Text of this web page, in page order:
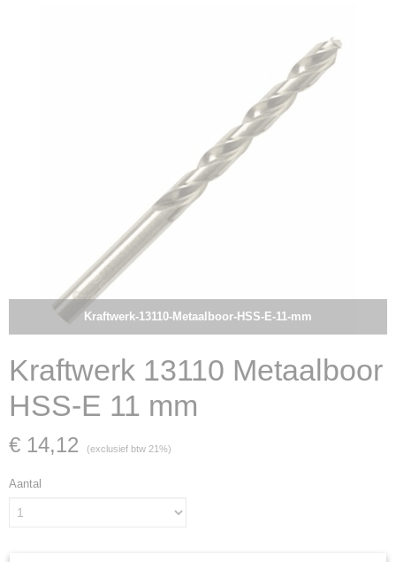
Kraftwerk-13110-Metaalboor-HSS-E-11-mm
Kraftwerk 13110 Metaalboor
HSS-E 11 mm
€ 14,12 (exclusief btw 21%)
Aantal